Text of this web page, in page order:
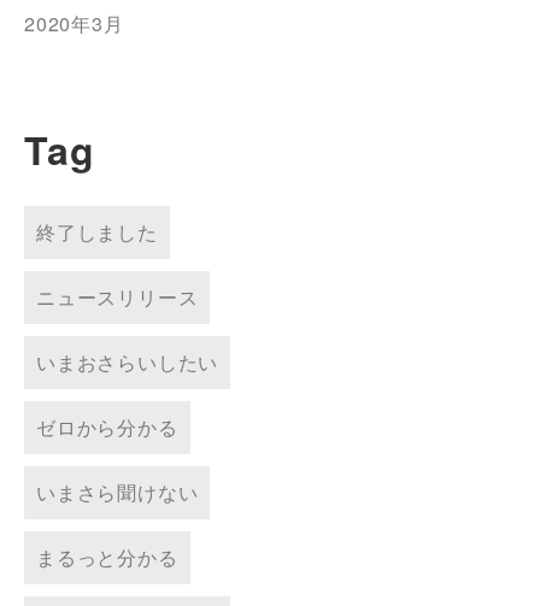
2020年3月
Tag
終了しました
ニュースリリース
いまおさらいしたい
ゼロから分かる
いまさら聞けない
まるっと分かる